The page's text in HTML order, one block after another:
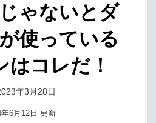
ゃないとダ
使っている
はコレだ！
稿者タラバ
年3月28日
年6月12日 更新